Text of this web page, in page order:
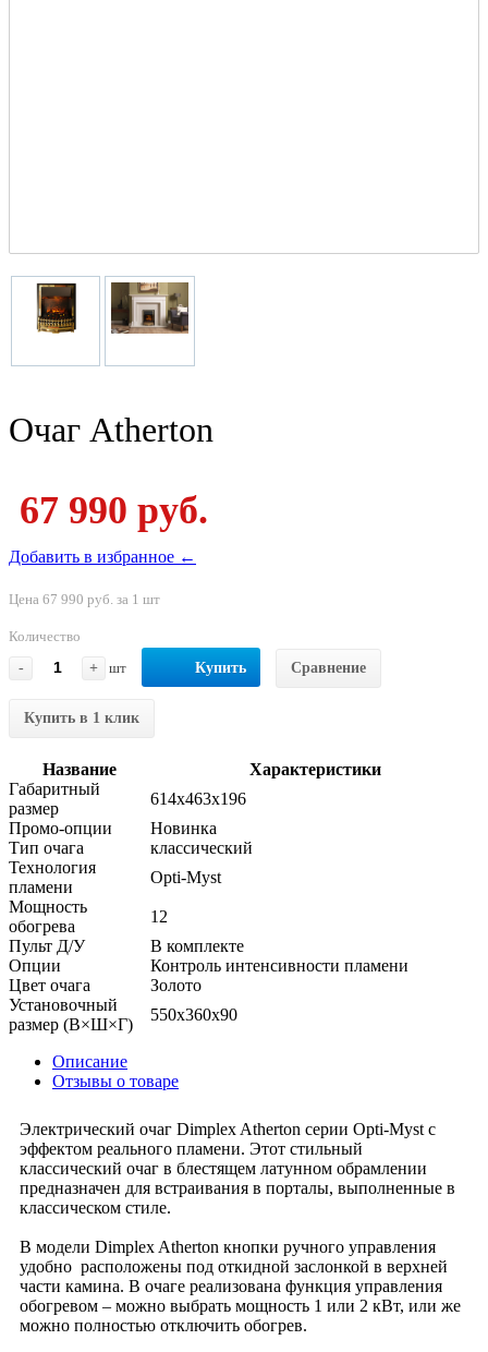
Очаг Atherton
67 990 руб.
Добавить в избранное ←
Цена 67 990 руб. за 1 шт
Количество
-
+ шт Купить Сравнение
Купить в 1 клик
Название
Характеристики
Габаритный
размер
614x463x196
Промо-опции
Новинка
Тип очага
классический
Технология
пламени
Opti-Myst
Мощность
обогрева
12
Пульт Д/У
В комплекте
Опции
Контроль интенсивности пламени
Цвет очага
Золото
Установочный
размер (В×Ш×Г)
550x360х90
Описание
Отзывы о товаре
Электрический очаг Dimplex Atherton серии Opti-Myst с
эффектом реального пламени. Этот стильный
классический очаг в блестящем латунном обрамлении
предназначен для встраивания в порталы, выполненные в
классическом стиле.
В модели Dimplex Atherton кнопки ручного управления
удобно расположены под откидной заслонкой в верхней
части камина. В очаге реализована функция управления
обогревом – можно выбрать мощность 1 или 2 кВт, или же
можно полностью отключить обогрев.